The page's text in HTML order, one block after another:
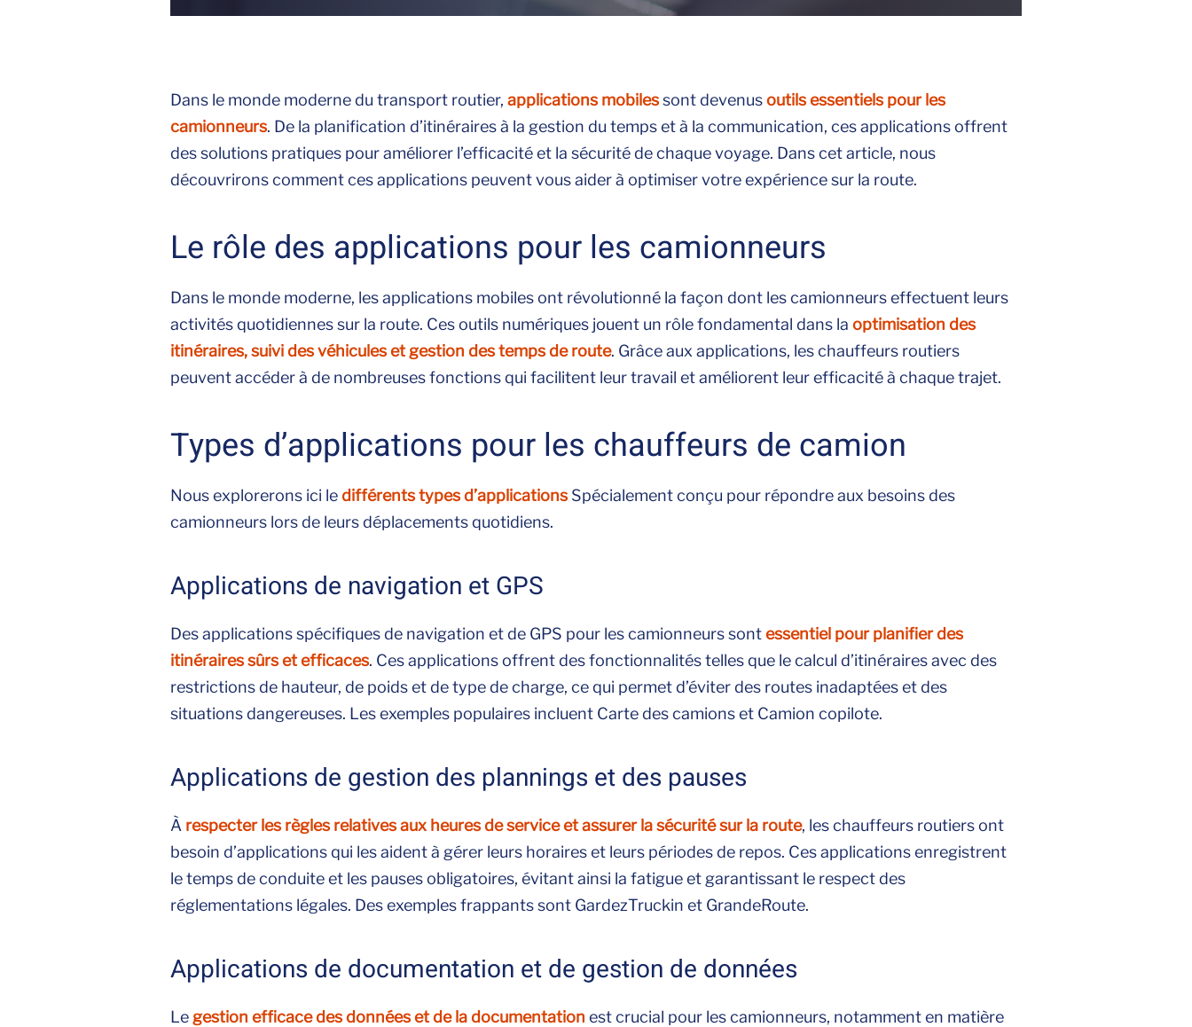
Dans le monde moderne du transport routier, applications mobilessont devenusoutils essentiels pour les
camionneurs. De la planification d’itinéraires à la gestion du temps et à la communication, ces applications offrent
des solutions pratiques pour améliorer l’efficacité et la sécurité de chaque voyage. Dans cet article, nous
découvrirons comment ces applications peuvent vous aider à optimiser votre expérience sur la route.
Le rôle des applications pour les camionneurs
Dans le monde moderne, les applications mobiles ont révolutionné la façon dont les camionneurs effectuent leurs
activités quotidiennes sur la route. Ces outils numériques jouent un rôle fondamental dans la optimisation des
itinéraires, suivi des véhicules et gestion des temps de route. Grâce aux applications, les chauffeurs routiers
peuvent accéder à de nombreuses fonctions qui facilitent leur travail et améliorent leur efficacité à chaque trajet.
Types d’applications pour les chauffeurs de camion
Nous explorerons ici ledifférents types d’applications Spécialement conçu pour répondre aux besoins des
camionneurs lors de leurs déplacements quotidiens.
Applications de navigation et GPS
Des applications spécifiques de navigation et de GPS pour les camionneurs sontessentiel pour planifier des
itinéraires sûrs et efficaces. Ces applications offrent des fonctionnalités telles que le calcul d’itinéraires avec des
restrictions de hauteur, de poids et de type de charge, ce qui permet d’éviter des routes inadaptées et des
situations dangereuses. Les exemples populaires incluent Carte des camions et Camion copilote.
Applications de gestion des plannings et des pauses
À respecter les règles relatives aux heures de service et assurer la sécurité sur la route, les chauffeurs routiers ont
besoin d’applications qui les aident à gérer leurs horaires et leurs périodes de repos. Ces applications enregistrent
le temps de conduite et les pauses obligatoires, évitant ainsi la fatigue et garantissant le respect des
réglementations légales. Des exemples frappants sont GardezTruckin et GrandeRoute.
Applications de documentation et de gestion de données
Le gestion efficace des données et de la documentation est crucial pour les camionneurs, notamment en matière